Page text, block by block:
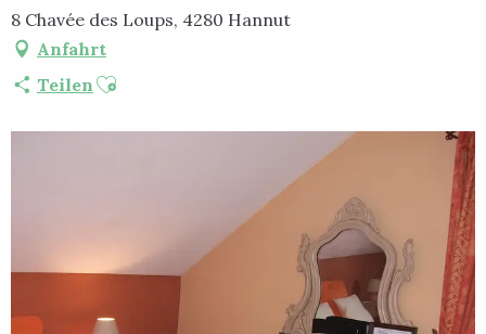
8 Chavée des Loups, 4280 Hannut
Anfahrt
Teilen Ajouter aux favoris